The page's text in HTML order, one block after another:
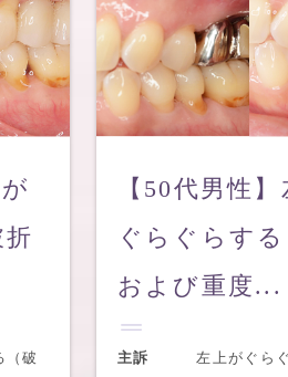
（破
【50代男性
ぐらぐらす
および重度...
主訴
左上がぐら